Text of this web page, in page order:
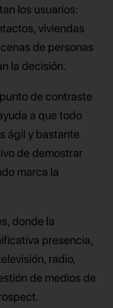
los usuarios:
viviendas
de personas
la decisión.
de contraste
a que todo
ágil y bastante
de demostrar
marca la
donde la
presencia,
radio,
de medios de